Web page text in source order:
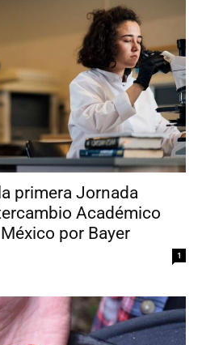
primera Jornada
Académico
por Bayer
1